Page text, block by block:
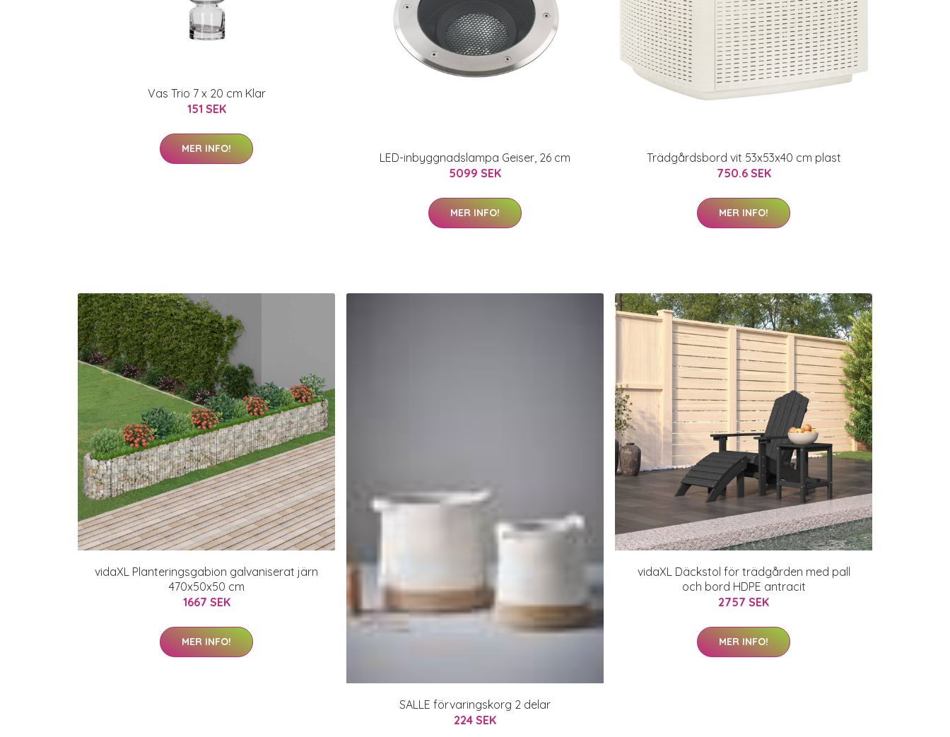
Vas Trio 7 x 20 cm Klar
151 SEK
MER INFO!
LED-inbyggnadslampa Geiser, 26 cm
5099 SEK
MER INFO!
Trädgårdsbord vit 53x53x40 cm plast
750.6 SEK
MER INFO!
vidaXL Planteringsgabion galvaniserat järn
470x50x50 cm
1667 SEK
MER INFO!
SALLE förvaringskorg 2 delar
224 SEK
vidaXL Däckstol för trädgården med pall
och bord HDPE antracit
2757 SEK
MER INFO!